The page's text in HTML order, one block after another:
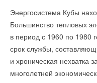
Энергосистема Кубы
Большинство тепловых
в период с 1960 по 1980
срок службы,
и хроническая нехватка
многолетней
затраты.
Полностью инверторная
регулировать
энергопотребление.
обеспечивает
Новая разработка Royal
распределители тепла —
тепловой энергии —
всё чаще используются в
многоквартирных домах,